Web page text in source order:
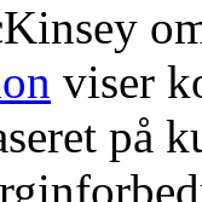
viser
på